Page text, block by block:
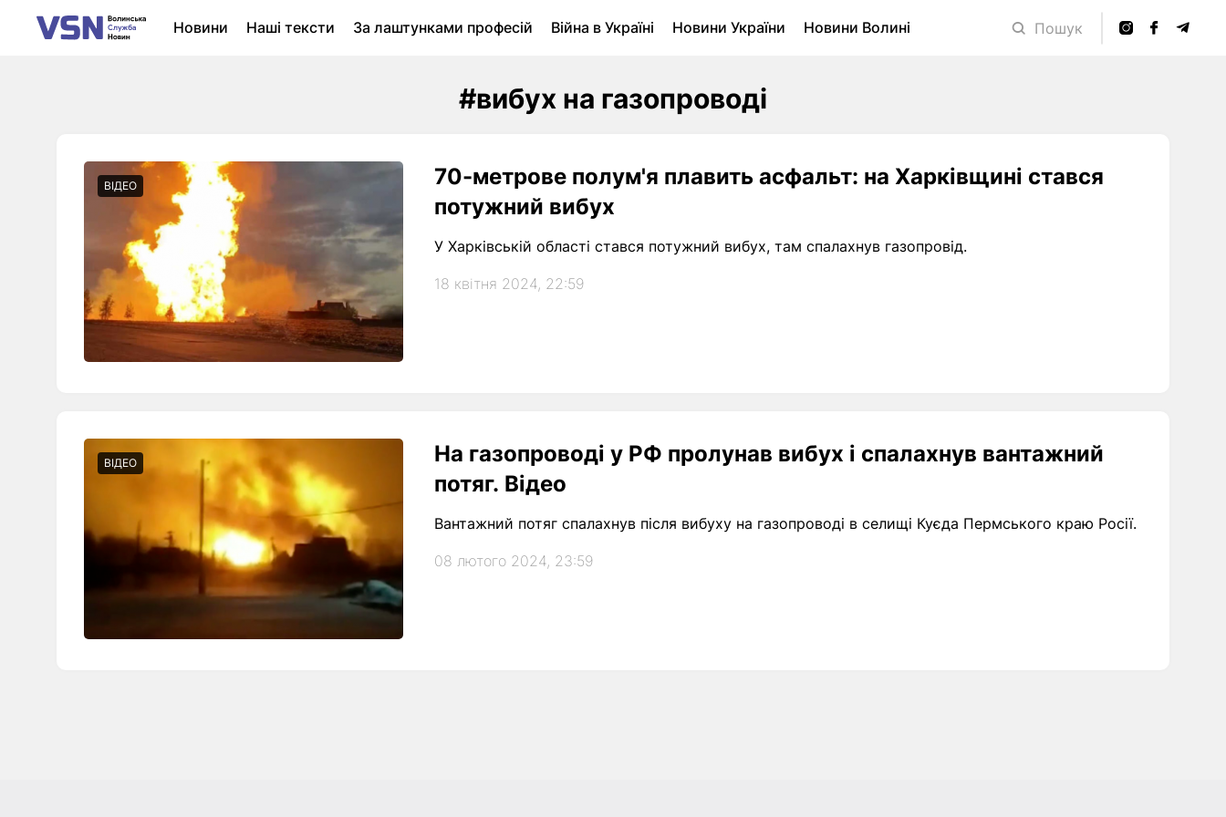
Новини Наші тексти За лаштунками професій Війна в Україні Новини України
Новини Волині
Пошук
#вибух на газопроводі
ВІДЕО
70-метрове полум'я плавить асфальт: на Харківщині стався
потужний вибух
У Харківській області стався потужний вибух, там спалахнув газопровід.
18 квітня 2024, 22:59
ВІДЕО
На газопроводі у РФ пролунав вибух і спалахнув вантажний
потяг. Відео
Вантажний потяг спалахнув після вибуху на газопроводі в селищі Куєда Пермського краю Росії.
08 лютого 2024, 23:59